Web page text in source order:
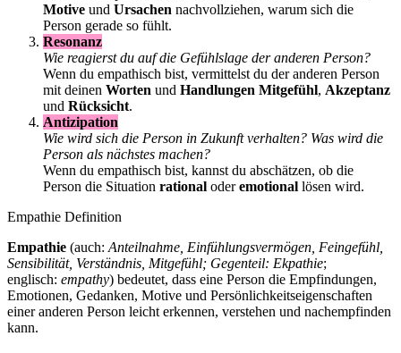
Motive und Ursachen nachvollziehen, warum sich die
Person gerade so fühlt.
Resonanz
Wie reagierst du auf die Gefühlslage der anderen Person?
Wenn du empathisch bist, vermittelst du der anderen Person
mit deinen Worten und Handlungen Mitgefühl, Akzeptanz
und Rücksicht.
Antizipation
Wie wird sich die Person in Zukunft verhalten? Was wird die
Person als nächstes machen?
Wenn du empathisch bist, kannst du abschätzen, ob die
Person die Situation rational oderemotional lösen wird.
Empathie Definition
Empathie (auch: Anteilnahme, Einfühlungsvermögen, Feingefühl,
Sensibilität, Verständnis, Mitgefühl; Gegenteil: Ekpathie;
englisch: empathy) bedeutet, dass eine Person die Empfindungen,
Emotionen, Gedanken, Motive und Persönlichkeitseigenschaften
einer anderen Person leicht erkennen, verstehen und nachempfinden
kann.